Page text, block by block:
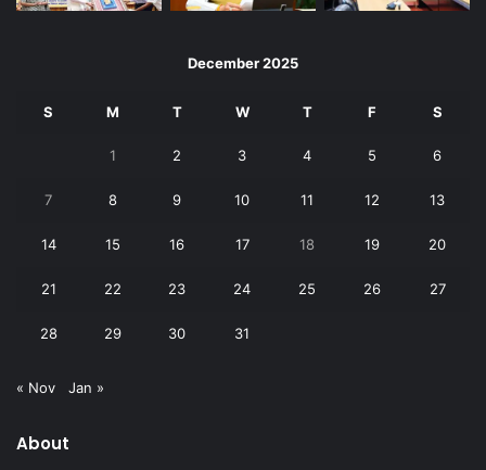
December 2025
S M T W T F S
1 2 3 4 5 6
7 8 9 10 11 12 13
14 15 16 17 18 19 20
21 22 23 24 25 26 27
28 29 30 31
« Nov Jan »
About